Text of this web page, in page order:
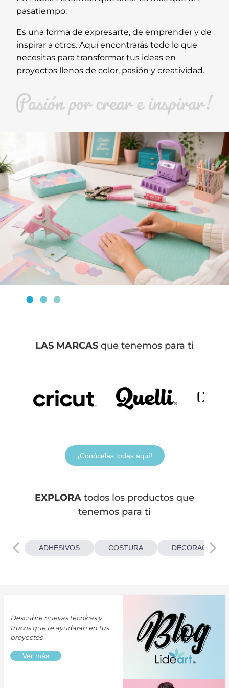
pasatiempo:
Es una forma de expresarte, de emprender y de
inspirar a otros. Aquí encontrarás todo lo que
necesitas para transformar tus ideas en
proyectos llenos de color, pasión y creatividad.
LAS MARCAS que tenemos para ti
¡Conócelas todas aquí!
EXPLORA todos los productos que
tenemos para ti
ADHESIVOS COSTURA
Descubre nuevas técnicas y
trucos que te ayudarán en tus
proyectos.
Ver más